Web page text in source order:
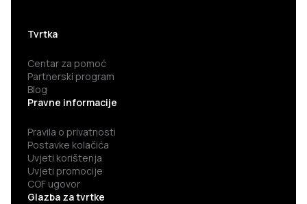
Tvrtka
Centar za pomoć
Partnerski program
Blog
Pravne informacije
Pravila o privatnosti
Postavke kolačića
Uvjeti korištenja
Uvjeti promocije
COF ugovor
Glazba za tvrtke